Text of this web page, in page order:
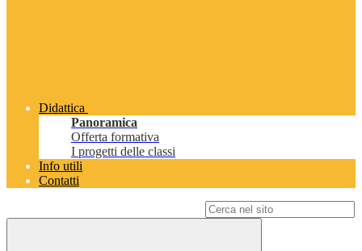
Didattica
Panoramica
Offerta formativa
I progetti delle classi
Info utili
Contatti